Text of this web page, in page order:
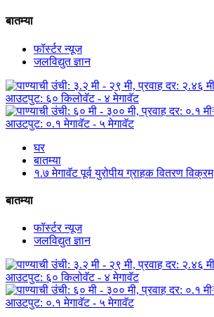
बातम्या
फॉर्स्टर न्यूज
जलविद्युत ज्ञान
घर
बातम्या
१.७ मेगावॅट पूर्व युरोपीय ग्राहक वितरण विक्रम
बातम्या
फॉर्स्टर न्यूज
जलविद्युत ज्ञान